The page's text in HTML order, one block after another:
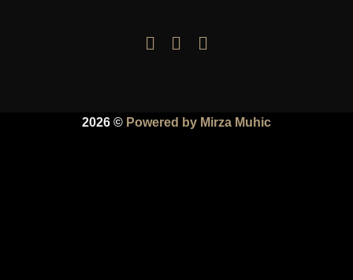
2026 © Powered by Mirza Muhic